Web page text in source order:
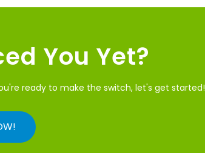
You Yet?
ready to make the switch, let's get started!